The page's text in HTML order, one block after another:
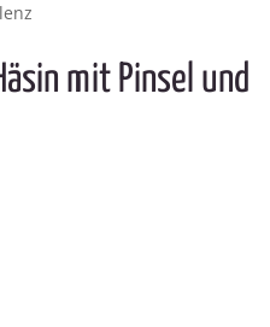
mit Pinsel und